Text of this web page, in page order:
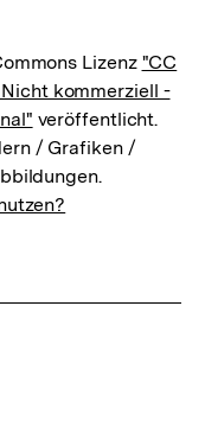
Lizenz "CC
kommerziell -
veröffentlicht.
/ Grafiken /